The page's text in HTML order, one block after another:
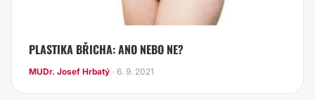
PLASTIKA BŘICHA: ANO NEBO NE?
MUDr. Josef Hrbatý · 6. 9. 2021